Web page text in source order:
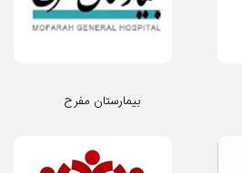
بیمارستان مفرح